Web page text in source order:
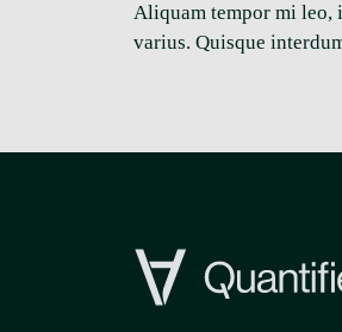
Aliquam tempor mi leo,
varius. Quisque